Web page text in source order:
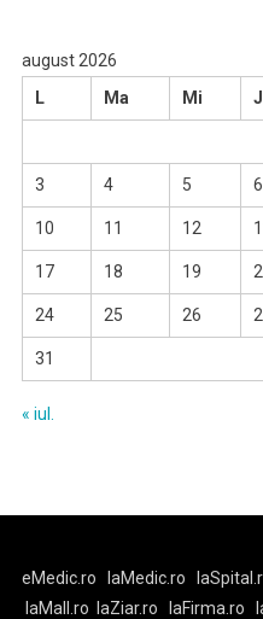
august 2026
L
Ma Mi J
3 4 5 6
10 11 12
17 18 19
24 25 26
31
« iul.
eMedic.ro laMedic.ro
laMall.ro
laZiar.ro laFirma.ro